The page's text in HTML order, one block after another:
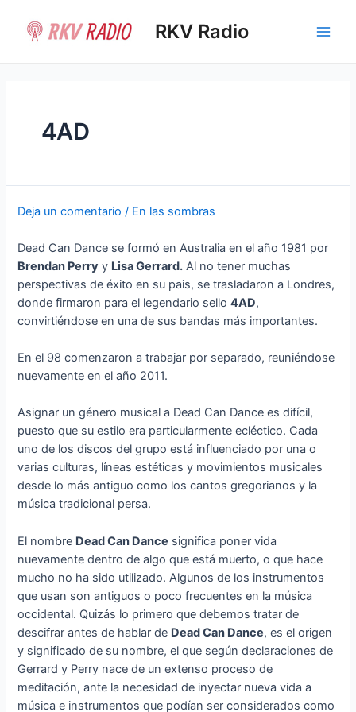
contenido
RKV Radio
4AD
Deja un comentario / En las sombras
Dead Can Dance se formó en Australia en el año 1981 por
Brendan Perry y Lisa Gerrard. Al no tener muchas
perspectivas de éxito en su pais, se trasladaron a Londres,
donde firmaron para el legendario sello4AD,
convirtiéndose en una de sus bandas más importantes.
En el 98 comenzaron a trabajar por separado, reuniéndose
nuevamente en el año 2011.
Asignar un género musical a Dead Can Dance es difícil,
puesto que su estilo era particularmente ecléctico. Cada
uno de los discos del grupo está influenciado por una o
varias culturas, líneas estéticas y movimientos musicales
desde lo más antiguo como los cantos gregorianos y la
música tradicional persa.
El nombre Dead Can Dance significa poner vida
nuevamente dentro de algo que está muerto, o que hace
mucho no ha sido utilizado. Algunos de los instrumentos
que usan son antiguos o poco frecuentes en la música
occidental. Quizás lo primero que debemos tratar de
descifrar antes de hablar de Dead Can Dance, es el origen
y significado de su nombre, el que según declaraciones de
Gerrard y Perry nace de un extenso proceso de
meditación, ante la necesidad de inyectar nueva vida a
música e instrumentos que podían ser considerados como